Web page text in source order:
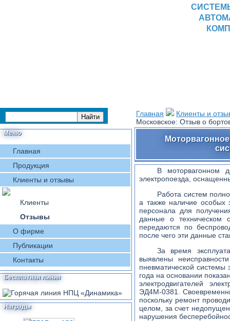
Меню
Главная
Продукция
Клиенты и отзывы
Клиенты
Отзывы
О фирме
Публикации
Контакты
Бесплатная линия
Награды
Главная
Клиенты и
Московское: Отзыв о
В моторвагонном
электропоезда,
Работа систем
а также наличие особых
персонала для
данные о техническом
передаются по
после чего эти данные
За время
выявлены
пневматической системы
года на основании
электродвигателей
ЭД4М-0381.
поскольку ремонт
целом, за счет
нарушения